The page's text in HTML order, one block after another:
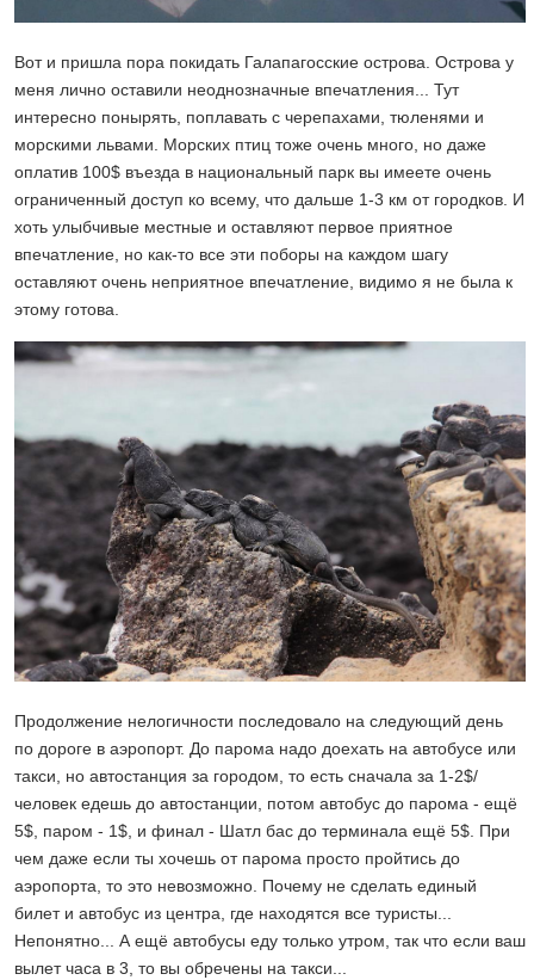
Вот и пришла пора покидать Галапагосские острова. Острова у
меня лично оставили неоднозначные впечатления... Тут
интересно понырять, поплавать с черепахами, тюленями и
морскими львами. Морских птиц тоже очень много, но даже
оплатив 100$ въезда в национальный парк вы имеете очень
ограниченный доступ ко всему, что дальше 1-3 км от городков. И
хоть улыбчивые местные и оставляют первое приятное
впечатление, но как-то все эти поборы на каждом шагу
оставляют очень неприятное впечатление, видимо я не была к
этому готова.
Продолжение нелогичности последовало на следующий день
по дороге в аэропорт. До парома надо доехать на автобусе или
такси, но автостанция за городом, то есть сначала за 1-2$/
человек едешь до автостанции, потом автобус до парома - ещё
5$, паром - 1$, и финал - Шатл бас до терминала ещё 5$. При
чем даже если ты хочешь от парома просто пройтись до
аэропорта, то это невозможно. Почему не сделать единый
билет и автобус из центра, где находятся все туристы...
Непонятно... А ещё автобусы еду только утром, так что если ваш
вылет часа в 3, то вы обречены на такси...